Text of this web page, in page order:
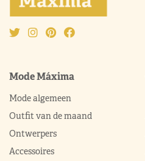
Mode Máxima
Mode algemeen
Outfit van de maand
Ontwerpers
Accessoires